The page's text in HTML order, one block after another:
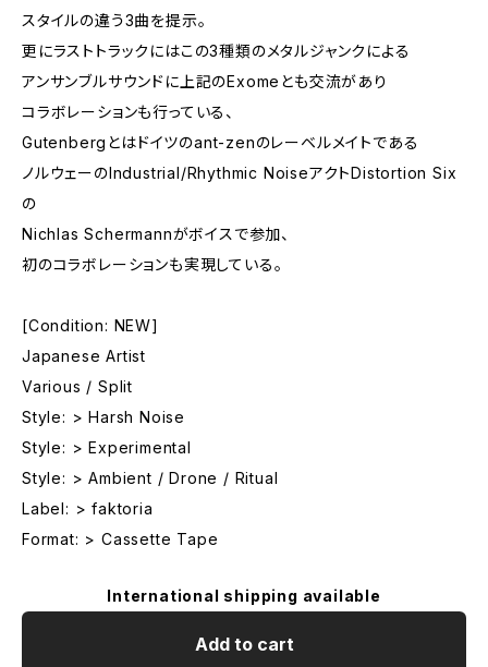
スタイルの違う3曲を提示。
更にラストトラックにはこの3種類のメタルジャンクによる
アンサンブルサウンドに上記のExomeとも交流があり
コラボレーションも行っている、
Gutenbergとはドイツのant-zenのレーベルメイトである
ノルウェーのIndustrial/Rhythmic NoiseアクトDistortion Six
の
Nichlas Schermannがボイスで参加、
初のコラボレーションも実現している。
[Condition: NEW]
Japanese Artist
Various / Split
Style: > Harsh Noise
Style: > Experimental
Style: > Ambient / Drone / Ritual
Label: > faktoria
Format: > Cassette Tape
International shipping available
Add to cart